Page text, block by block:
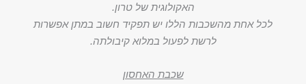
האקולוגית של טרון.
לכל אחת מהשכבות הללו יש תפקיד חשוב במתן אפשרות
לרשת לפעול במלוא קיבולתה.
שכבת האחסון